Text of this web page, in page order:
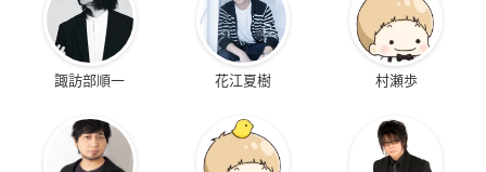
諏訪部順一 花江夏樹 村瀬歩